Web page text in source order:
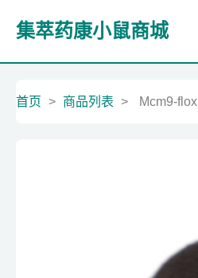
集萃药康小鼠商城
首页 > 商品列表 > Mcm9-flox